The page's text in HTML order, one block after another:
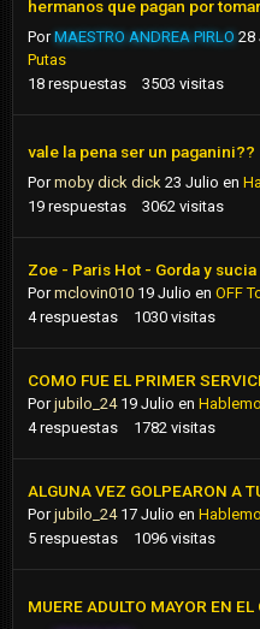
hermanos que pagan por
PorMAESTRO ANDREA PIRLO 28
Putas
18 respuestas 3503 visitas
vale la pena ser un paganini??
Pormoby dick dick 23 Julio en
19 respuestas 3062 visitas
Zoe - Paris Hot - Gorda y sucia
Pormclovin010 19 Julio en OFF
4 respuestas 1030 visitas
COMO FUE EL PRIMER
Porjubilo_24 19 Julio en
4 respuestas 1782 visitas
ALGUNA VEZ GOLPEARON A
Porjubilo_24 17 Julio en
5 respuestas 1096 visitas
MUERE ADULTO MAYOR EN